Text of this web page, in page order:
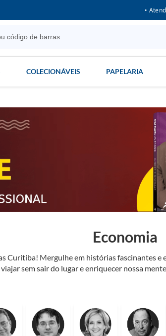
•
COLECIONÁVEIS PAPELARIA
Curitiba! Mergulhe em histórias fascinantes
sem sair do lugar e enriquecer nossa
ajudar a transformar a sua! Tenha certeza,
Economia